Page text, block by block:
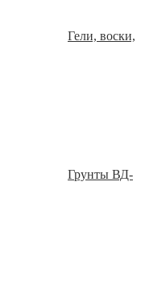
Гели, воски,
Грунты ВД-